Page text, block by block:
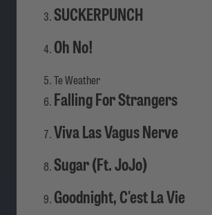
SUCKERPUNCH
Oh No!
Te Weather
Falling For Strangers
Viva Las Vagus Nerve
Sugar (Ft. JoJo)
Goodnight, C'est La Vie